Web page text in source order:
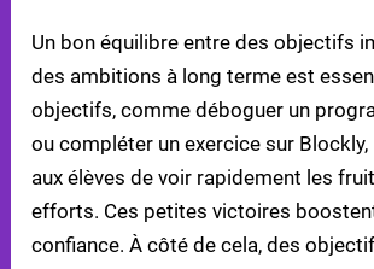
Un bon équilibre entre des objectifs
des ambitions à long terme est
objectifs, comme déboguer un
ou compléter un exercice sur
aux élèves de voir rapidement les
efforts. Ces petites victoires
confiance. À côté de cela, des